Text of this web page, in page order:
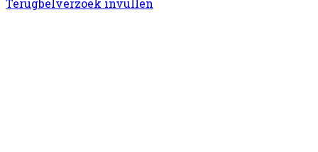
Terugbelverzoek invullen